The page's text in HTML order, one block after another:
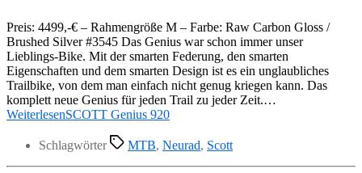
Preis: 4499,-€ – Rahmengröße M – Farbe: Raw Carbon Gloss /
Brushed Silver #3545 Das Genius war schon immer unser
Lieblings-Bike. Mit der smarten Federung, den smarten
Eigenschaften und dem smarten Design ist es ein unglaubliches
Trailbike, von dem man einfach nicht genug kriegen kann. Das
komplett neue Genius für jeden Trail zu jeder Zeit.…
WeiterlesenSCOTT Genius 920
Schlagwörter MTB, Neurad, Scott